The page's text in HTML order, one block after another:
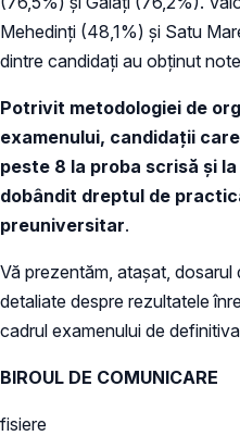
Mehedinţi (48,1%) şi Satu
dintre candidaţi au obţinut
Potrivit metodologiei de
examenului, candidaţii
peste 8 la proba scrisă şi
dobândit dreptul de
preuniversitar.
Vă prezentăm, ataşat,
detaliate despre rezultatele
cadrul examenului de
BIROUL DE COMUNICARE
fisiere